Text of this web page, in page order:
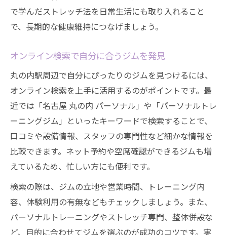
で学んだストレッチ法を日常生活にも取り入れること
で、長期的な健康維持につなげましょう。
オンライン検索で自分に合うジムを発見
丸の内駅周辺で自分にぴったりのジムを見つけるには、
オンライン検索を上手に活用するのがポイントです。最
近では「名古屋 丸の内 パーソナル」や「パーソナルトレ
ーニングジム」といったキーワードで検索することで、
口コミや設備情報、スタッフの専門性など細かな情報を
比較できます。ネット予約や空席確認ができるジムも増
えているため、忙しい方にも便利です。
検索の際は、ジムの立地や営業時間、トレーニング内
容、体験利用の有無などもチェックしましょう。また、
パーソナルトレーニングやストレッチ専門、整体併設な
ど、目的に合わせてジムを選ぶのが成功のコツです。実